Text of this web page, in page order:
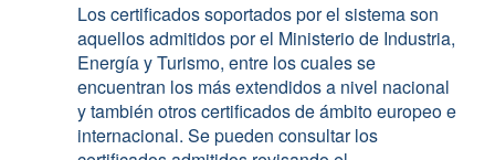
Los certificados soportados por el sistema son
aquellos admitidos por el Ministerio de Industria,
Energía y Turismo, entre los cuales se
encuentran los más extendidos a nivel nacional
y también otros certificados de ámbito europeo e
internacional. Se pueden consultar los